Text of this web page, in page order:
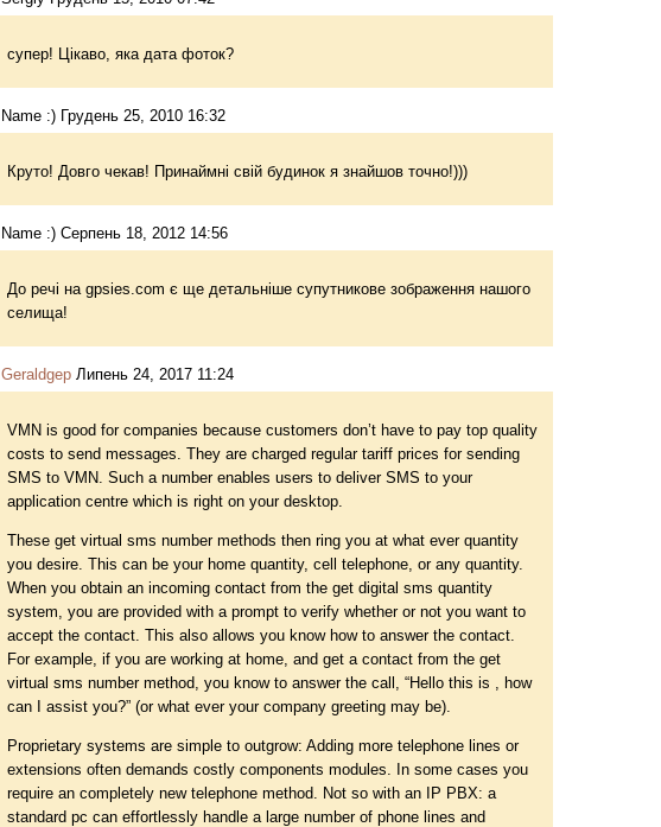
супер! Цікаво, яка дата фоток?
Name :) Грудень 25, 2010 16:32
Круто! Довго чекав! Принаймні свій будинок я знайшов точно!)))
Name :) Серпень 18, 2012 14:56
До речі на gpsies.com є ще детальніше супутникове зображення нашого
селища!
Geraldgep Липень 24, 2017 11:24
VMN is good for companies because customers don’t have to pay top quality
costs to send messages. They are charged regular tariff prices for sending
SMS to VMN. Such a number enables users to deliver SMS to your
application centre which is right on your desktop.
These get virtual sms number methods then ring you at what ever quantity
you desire. This can be your home quantity, cell telephone, or any quantity.
When you obtain an incoming contact from the get digital sms quantity
system, you are provided with a prompt to verify whether or not you want to
accept the contact. This also allows you know how to answer the contact.
For example, if you are working at home, and get a contact from the get
virtual sms number method, you know to answer the call, “Hello this is , how
can I assist you?” (or what ever your company greeting may be).
Proprietary systems are simple to outgrow: Adding more telephone lines or
extensions often demands costly components modules. In some cases you
require an completely new telephone method. Not so with an IP PBX: a
standard pc can effortlessly handle a large number of phone lines and